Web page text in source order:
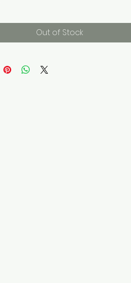
Out of Stock